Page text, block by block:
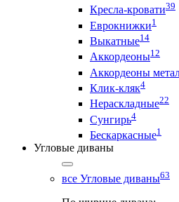
Кресла-кровати39
Еврокнижки1
Выкатные14
Аккордеоны12
Аккордеоны
Клик-кляк4
Нераскладные22
Сунгирь4
Бескаркасные1
Угловые диваны
все Угловые диваны63